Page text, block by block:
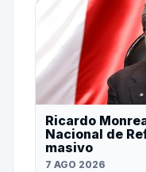
Ricardo
Nacional de
masivo
7 AGO 2026